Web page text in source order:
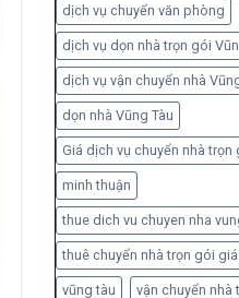
dịch vụ chuyển văn phòng
dịch vụ dọn nhà trọn gói
dịch vụ vận chuyển nhà
dọn nhà Vũng Tàu
Giá dịch vụ chuyển nhà trọn
minh thuận
thue dich vu chuyen nha
thuê chuyển nhà trọn gói
vũng tàu vận chuyển nhà